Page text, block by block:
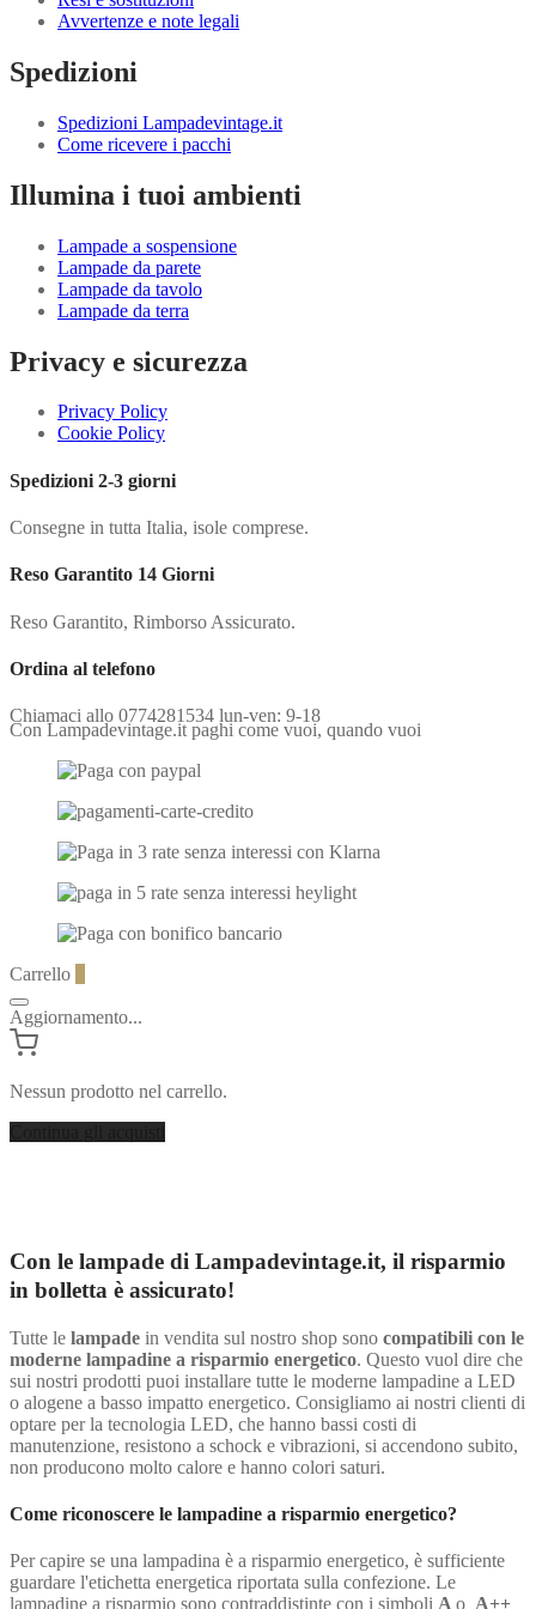
Avvertenze e note legali
Spedizioni
Spedizioni Lampadevintage.it
Come ricevere i pacchi
Illumina i tuoi ambienti
Lampade a sospensione
Lampade da parete
Lampade da tavolo
Lampade da terra
Privacy e sicurezza
Privacy Policy
Cookie Policy
Spedizioni 2-3 giorni
Consegne in tutta Italia, isole comprese.
Reso Garantito 14 Giorni
Reso Garantito, Rimborso Assicurato.
Ordina al telefono
Chiamaci allo 0774281534 lun-ven: 9-18
Con Lampadevintage.it paghi come vuoi, quando vuoi
Carrello
Aggiornamento...
Nessun prodotto nel carrello.
Con le lampade di Lampadevintage.it, il risparmio
in bolletta è assicurato!
Tutte le lampade in vendita sul nostro shop sono compatibili con le
moderne lampadine a risparmio energetico. Questo vuol dire che
sui nostri prodotti puoi installare tutte le moderne lampadine a LED
o alogene a basso impatto energetico. Consigliamo ai nostri clienti di
optare per la tecnologia LED, che hanno bassi costi di
manutenzione, resistono a schock e vibrazioni, si accendono subito,
non producono molto calore e hanno colori saturi.
Come riconoscere le lampadine a risparmio energetico?
Per capire se una lampadina è a risparmio energetico, è sufficiente
guardare l'etichetta energetica riportata sulla confezione. Le
lampadine a risparmio sono contraddistinte con i simboli A o A++